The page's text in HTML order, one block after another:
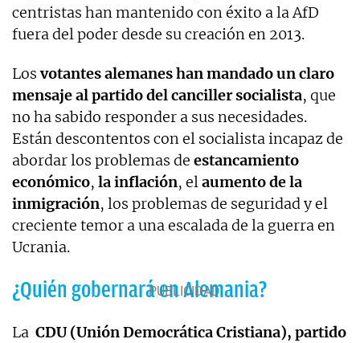
centristas han mantenido con éxito a la AfD
fuera del poder desde su creación en 2013.
Losvotantes alemanes han mandado un claro
mensaje al partido del canciller socialista, que
no ha sabido responder a sus necesidades.
Están descontentos con el socialista incapaz de
abordar los problemas de estancamiento
económico, la inflación, elaumento de la
inmigración, los problemas de seguridad y el
creciente temor a una escalada de la guerra en
Ucrania.
¿Quién gobernará en Alemania?
La CDU (Unión Democrática Cristiana), partido